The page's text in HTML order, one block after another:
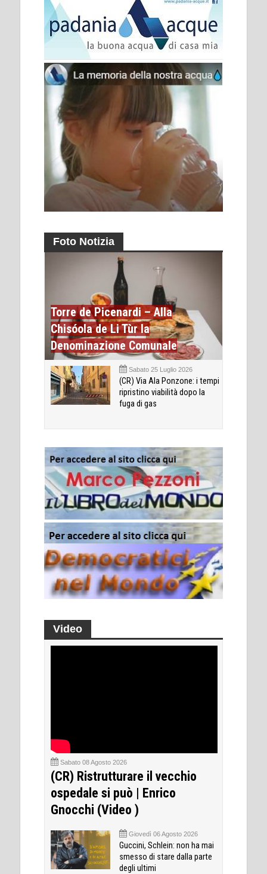
Foto Notizia
Torre de Picenardi – Alla
Chisóola de Li Tùr la
Denominazione Comunale
Sabato 25 Luglio 2026
(CR) Via Ala Ponzone: i tempi
ripristino viabilità dopo la
fuga di gas
Video
Sabato 08 Agosto 2026
(CR) Ristrutturare il vecchio
ospedale si può | Enrico
Gnocchi (Video )
Giovedì 06 Agosto 2026
Guccini, Schlein: non ha mai
smesso di stare dalla parte
degli ultimi